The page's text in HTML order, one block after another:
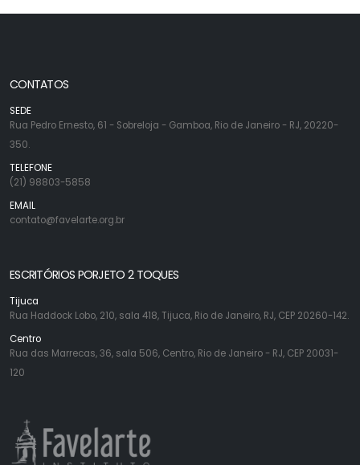
CONTATOS
SEDE
Rua Pedro Ernesto, 61 - Sobreloja - Gamboa, Rio de Janeiro - RJ, 20220-
350.
TELEFONE
(21) 98803-5858
EMAIL
contato@favelarte.org.br
ESCRITÓRIOS PORJETO 2 TOQUES
Tijuca
Rua Haddock Lobo, 210, sala 418, Tijuca, Rio de Janeiro, RJ, CEP 20260-142.
Centro
Rua das Marrecas, 36, sala 506, Centro, Rio de Janeiro - RJ, CEP 20031-
120